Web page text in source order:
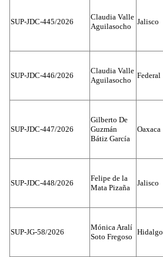
SUP-JDC-445/2026
Claudia Valle
Aguilasocho
Jalisco
SUP-JDC-446/2026
Claudia Valle
Aguilasocho
Federal
SUP-JDC-447/2026
Gilberto De
Guzmán
Bátiz García
Oaxaca
SUP-JDC-448/2026
Felipe de la
Mata Pizaña
Jalisco
SUP-JG-58/2026
Mónica Aralí
Soto Fregoso
Hidalgo